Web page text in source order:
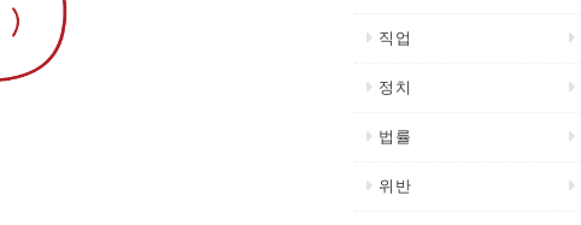
직업
정치
법률
위반